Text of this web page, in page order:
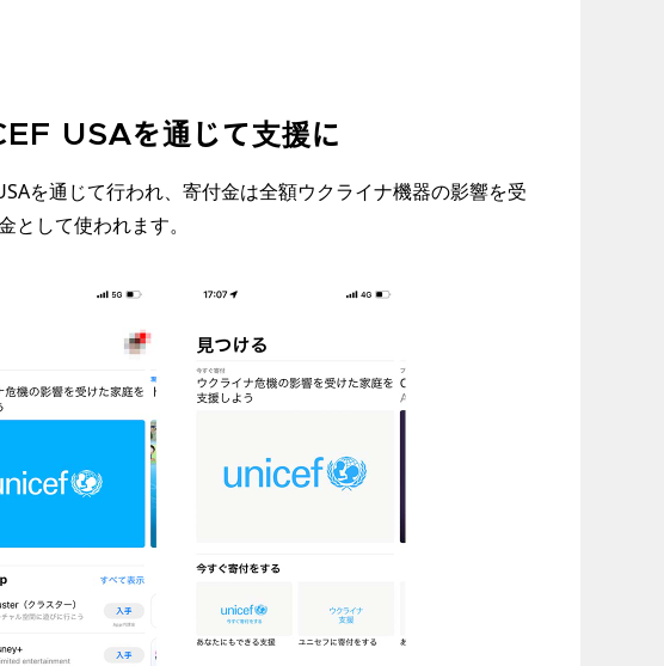
USAを通じて支援に
を通じて行われ、寄付金は全額ウクライナ機器の影響を受
として使われます。